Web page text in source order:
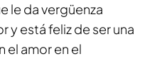
le da vergüenza
y está feliz de ser una
el amor en el